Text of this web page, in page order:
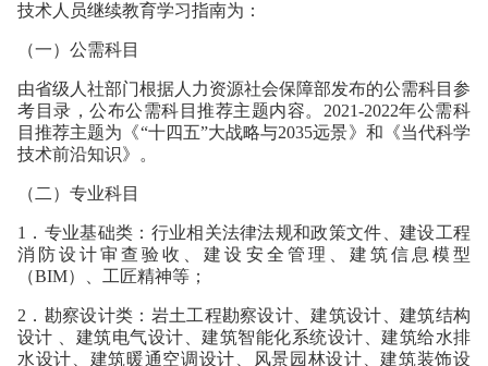
技术人员继续教育学习指南为：
（一）公需科目
由省级人社部门根据人力资源社会保障部发布的公需科目参
考目录，公布公需科目推荐主题内容。2021-2022年公需科
目推荐主题为《“十四五”大战略与2035远景》和《当代科学
技术前沿知识》。
（二）专业科目
1．专业基础类：行业相关法律法规和政策文件、建设工程
消防设计审查验收、建设安全管理、建筑信息模型
（BIM）、工匠精神等；
2．勘察设计类：岩土工程勘察设计、建筑设计、建筑结构
设计 、建筑电气设计、建筑智能化系统设计、建筑给水排
水设计、建筑暖通空调设计、风景园林设计、建筑装饰设